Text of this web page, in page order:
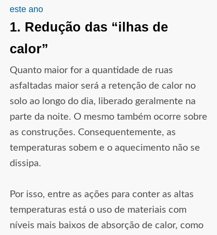
este ano
1. Redução das “ilhas de
calor”
Quanto maior for a quantidade de ruas
asfaltadas maior será a retenção de calor no
solo ao longo do dia, liberado geralmente na
parte da noite. O mesmo também ocorre sobre
as construções. Consequentemente, as
temperaturas sobem e o aquecimento não se
dissipa.
Por isso, entre as ações para conter as altas
temperaturas está o uso de materiais com
níveis mais baixos de absorção de calor, como